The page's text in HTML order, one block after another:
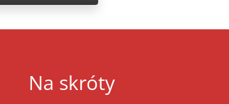
Na skróty